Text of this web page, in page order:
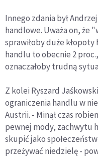
Innego zdania był
handlowe. Uważa on, że
sprawiłoby duże
handlu to obecnie 2
oznaczałoby trudną
Z kolei Ryszard
ograniczenia handlu w
Austrii. - Minął czas
pewnej mody, zachwytu
skupić jako
przeżywać niedzielę -